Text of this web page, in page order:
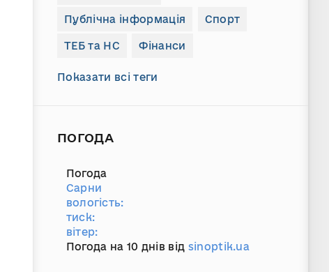
Публічна інформація Спорт
ТЕБ та НС Фінанси
Показати всі теги
ПОГОДА
Погода
Сарни
вологість:
тиск:
вітер:
Погода на 10 днів від sinoptik.ua